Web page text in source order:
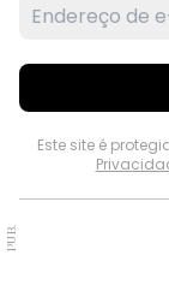
Este site é
PUB.